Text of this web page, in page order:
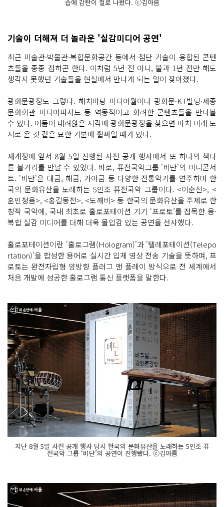
습에 감탄이 절로 나왔다. ⓒ김아름
기술이 더해져 더 놀라운 '실감미디어 공연'
최근 미술관·박물관·복합문화공간 등에서 첨단 기술이 융합된 콘텐
츠들을 종종 접하곤 한다. 이처럼 5년 전 아니, 불과 1년 전만 해도
생각지 못했던 기술들을 현실에서 만나게 되는 일이 잦아졌다.
광화문광장도 그렇다. 해치마당 미디어월이나 광화문·KT빌딩·세종
문화회관 미디어파사드 등 역동적이고 화려한 콘텐츠들을 만나볼
수 있다. 어둠이 내려앉은 시각에 광화문광장을 찾으면 마치 미래 도
시로 온 것 같은 묘한 기분에 휩싸일 때가 있다.
재개장에 앞서 8월 5일 진행된 사전 공개 행사에서 또 하나의 색다
른 볼거리를 만날 수 있었다. 바로, 퓨전국악그룹 '비단'의 미니콘서
트. '비단'은 대금, 해금, 가야금 등 다양한 전통악기를 연주하며 한
국의 문화유산을 노래하는 5인조 퓨전국악 그룹이다. <이순신>, <
훈민정음>, <홍길동전>, <도깨비> 등 한국의 문화유산을 주제로 한
창작 국악에, 국내 최초로 홀로포테이션 기기 ‘프로토’를 접목한 융·
복합 실감 미디어를 더해 더욱 몰입감 있는 공연을 선사했다.
홀로포테이션이란 '홀로그램(Hologram)'과 '텔레포테이션(Telepo
rtation)'을 합성한 용어로 실시간 입체 영상 전송 기술을 뜻하며, 프
로토는 완전자립형 양방향 플러그 앤 플레이 방식으로 전 세계에서
처음 개발에 성공한 홀로그램 통신 플랫폼을 말한다.
지난 8월 5일 사전 공개 행사 당시 한국의 문화유산을 노래하는 5인조 퓨
전국악 그룹 ‘비단’의 공연이 진행됐다. ⓒ김아름